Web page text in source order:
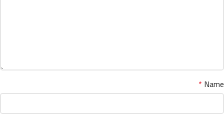
Name
*